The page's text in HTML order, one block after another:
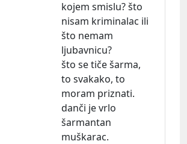
kojem smislu? što
nisam kriminalac ili
što nemam
ljubavnicu?
što se tiče šarma,
to svakako, to
moram priznati.
danči je vrlo
šarmantan
muškarac.